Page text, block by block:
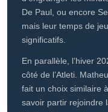
de l’Atlético l’été
partie de saison
du Monde semble lui
Autour de Morata en
nombreuses, mais
d’engranger les
De Paul, ou encore
mais leur temps de